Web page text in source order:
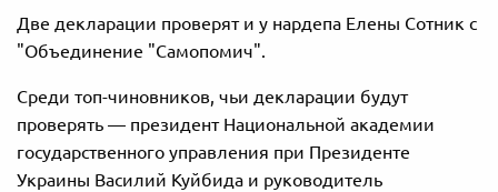
Две декларации проверят и у нардепа Елены Сотник с
"Объединение "Самопомич".
Среди топ-чиновников, чьи декларации будут
проверять — президент Национальной академии
государственного управления при Президенте
Украины Василий Куйбида и руководитель